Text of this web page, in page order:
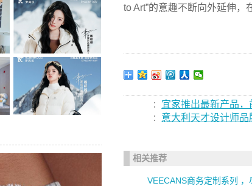
to Art”的意趣不断向外延伸，
:
宜家推出最新产品
:
意大利天才设计师
相关推荐
VEECANS商务定制系列